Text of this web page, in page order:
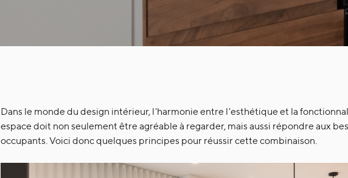
Dans le monde du design intérieur, l'harmonie entre l'esthétique et la
espace doit non seulement être agréable à regarder, mais aussi répondre aux
occupants. Voici donc quelques principes pour réussir cette combinaison.